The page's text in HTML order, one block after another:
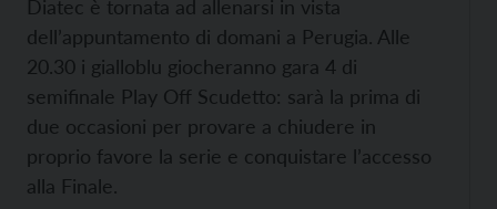
Diatec è tornata ad allenarsi in vista
dell’appuntamento di domani a Perugia. Alle
20.30 i gialloblu giocheranno gara 4 di
semifinale Play Off Scudetto: sarà la prima di
due occasioni per provare a chiudere in
proprio favore la serie e conquistare l’accesso
alla Finale.